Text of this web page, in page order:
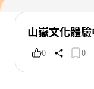
山嶽文化體
0 0